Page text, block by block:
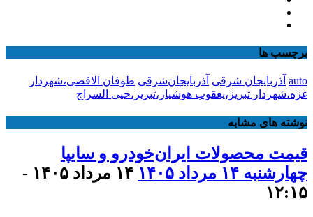
برچسب ها
auto آذربایجان شرقی آذربایجان‌شرقی طوفان الاقصی،شهردار
غزه،شهردار تبریز،یعقوب هوشیار،تبریز،حیی السراج
نوشته های مشابه
قیمت محصولات ایران‌خودرو و سایپا
چهارشنبه ۱۴ مرداد ۱۴۰۵
۱۴ مرداد ۱۴۰۵ -
۱۲:۱۵